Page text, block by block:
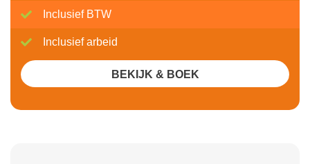
Inclusief BTW
Inclusief arbeid
BEKIJK & BOEK